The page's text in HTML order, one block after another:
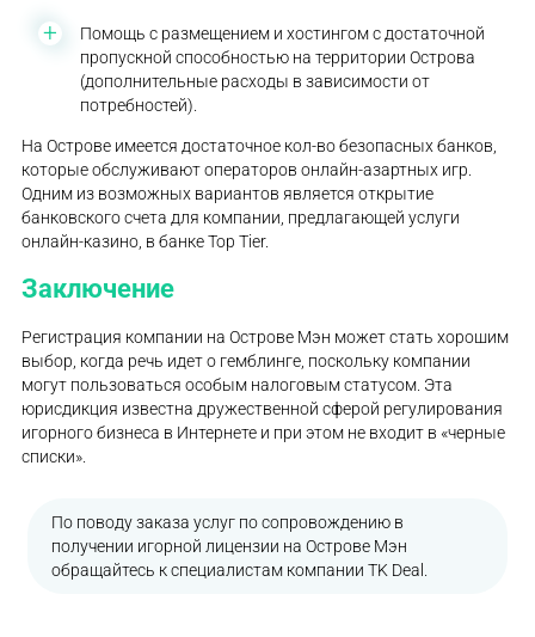
Помощь с размещением и хостингом с достаточной
пропускной способностью на территории Острова
(дополнительные расходы в зависимости от
потребностей).
На Острове имеется достаточное кол-во безопасных банков,
которые обслуживают операторов онлайн-азартных игр.
Одним из возможных вариантов является открытие
банковского счета для компании, предлагающей услуги
онлайн-казино, в банке Top Tier.
Заключение
Регистрация компании на Острове Мэн может стать хорошим
выбор, когда речь идет о гемблинге, поскольку компании
могут пользоваться особым налоговым статусом. Эта
юрисдикция известна дружественной сферой регулирования
игорного бизнеса в Интернете и при этом не входит в «черные
списки».
По поводу заказа услуг по сопровождению в
получении игорной лицензии на Острове Мэн
обращайтесь к специалистам компании TK Deal.